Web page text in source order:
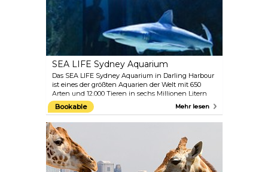
Harbour aus unternehmen oder an Bord eines
Katamarans von Rose Bay aus segeln.
SEA LIFE Sydney Aquarium
Das SEA LIFE Sydney Aquarium in Darling Harbour
ist eines der größten Aquarien der Welt mit 650
Arten und 12.000 Tieren in sechs Millionen Litern
Wasser. Es beherbergt zwei von nur fünf
ausgestellten Dugongs weltweit. Gehen Sie auf
eine erstaunliche Entdeckungsreise durch die
Anlagen Tropical Bay of Rays, Discovery Rockpool,
Mangrove Swamps, South Coast Shipwreck,
Dugong Island, Shark Walk und den
atemberaubenden Ozeantunnel durch Shark
Valley.
Bookable Mehr lesen